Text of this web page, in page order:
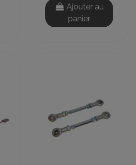
Ajouter au
panier